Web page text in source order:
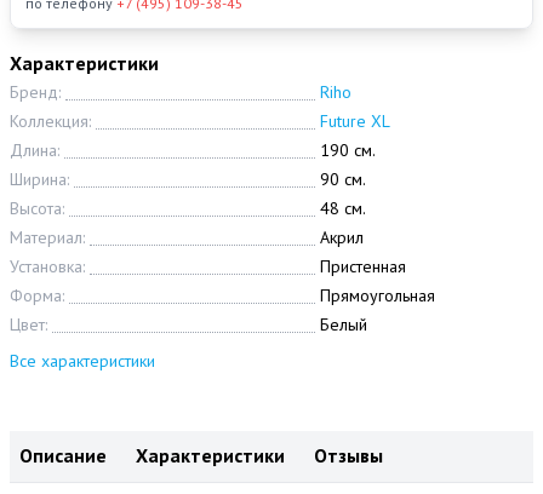
Характеристики
Бренд:
Riho
Коллекция:
Future XL
Длина:
190 см.
Ширина:
90 см.
Высота:
48 см.
Материал:
Акрил
Установка:
Пристенная
Форма:
Прямоугольная
Цвет:
Белый
Все характеристики
Описание Характеристики Отзывы